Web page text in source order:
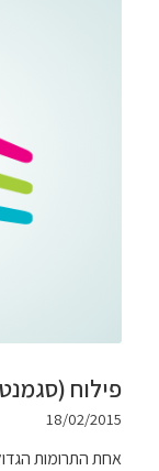
פילוח
18/02/2015
אחת התרומות